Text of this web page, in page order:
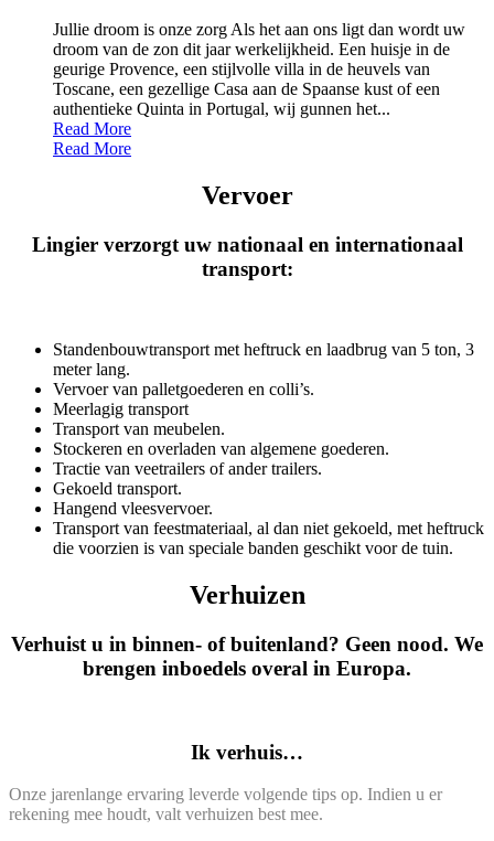
Jullie droom is onze zorg Als het aan ons ligt dan wordt uw
droom van de zon dit jaar werkelijkheid. Een huisje in de
geurige Provence, een stijlvolle villa in de heuvels van
Toscane, een gezellige Casa aan de Spaanse kust of een
authentieke Quinta in Portugal, wij gunnen het...
Read More
Read More
Vervoer
Lingier verzorgt uw nationaal en internationaal
transport:
Standenbouwtransport met heftruck en laadbrug van 5 ton, 3
meter lang.
Vervoer van palletgoederen en colli’s.
Meerlagig transport
Transport van meubelen.
Stockeren en overladen van algemene goederen.
Tractie van veetrailers of ander trailers.
Gekoeld transport.
Hangend vleesvervoer.
Transport van feestmateriaal, al dan niet gekoeld, met heftruck
die voorzien is van speciale banden geschikt voor de tuin.
Verhuizen
Verhuist u in binnen- of buitenland? Geen nood. We
brengen inboedels overal in Europa.
Ik verhuis…
Onze jarenlange ervaring leverde volgende tips op. Indien u er
rekening mee houdt, valt verhuizen best mee.